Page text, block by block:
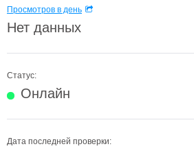
Просмотров в день
Нет данных
Статус:
Онлайн
Дата последней проверки: